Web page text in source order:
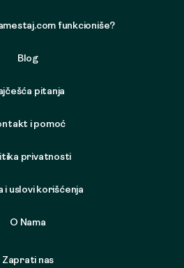
funkcioniše?
Blog
pitanja
i pomoć
privatnosti
i uslovi korišćenja
O Nama
Zaprati nas